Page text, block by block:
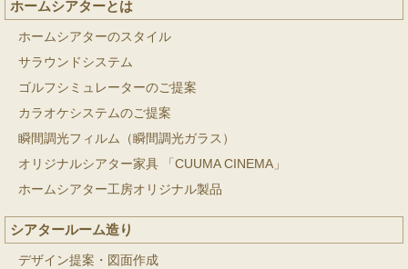
ホームシアターとは
ホームシアターのスタイル
サラウンドシステム
ゴルフシミュレーターのご提案
カラオケシステムのご提案
瞬間調光フィルム（瞬間調光ガラス）
オリジナルシアター家具 「CUUMA CINEMA」
ホームシアター工房オリジナル製品
シアタールーム造り
デザイン提案・図面作成